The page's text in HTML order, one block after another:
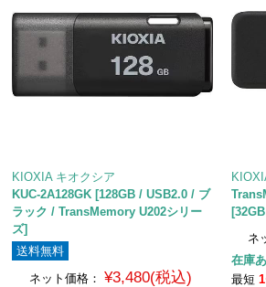
KIOXIA キオクシア
KUC-2A128GK [128GB / USB2.0 / ブ
ラック / TransMemory U202シリー
ズ]
送料無料
ネット価格：
¥3,480(税込)
ネ
在庫
最短